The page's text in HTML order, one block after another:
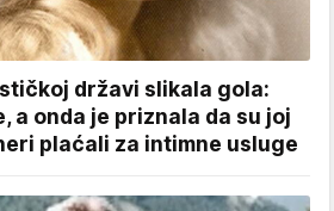
državi slikala gola:
a onda je priznala da su joj
plaćali za intimne usluge